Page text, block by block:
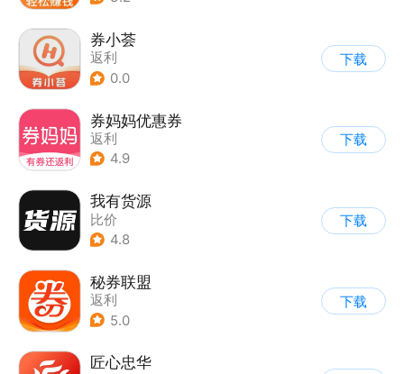
券小荟
返利
0.0
下载
券妈妈优惠券
返利
4.9
下载
我有货源
比价
4.8
下载
秘券联盟
返利
5.0
下载
匠心忠华